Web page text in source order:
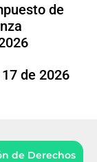
de
de 2026
de Derechos